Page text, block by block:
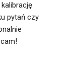
pytań czy